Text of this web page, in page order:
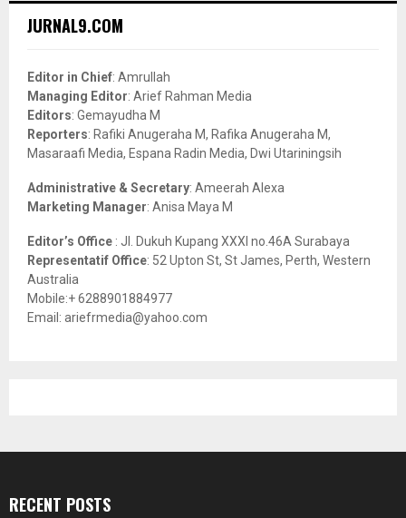
h
o
r
:
JURNAL9.COM
Editor in Chief: Amrullah
Managing Editor: Arief Rahman Media
Editors: Gemayudha M
Reporters: Rafiki Anugeraha M, Rafika Anugeraha M,
Masaraafi Media, Espana Radin Media, Dwi Utariningsih
Administrative & Secretary: Ameerah Alexa
Marketing Manager: Anisa Maya M
Editor’s Office : Jl. Dukuh Kupang XXXI no.46A Surabaya
Representatif Office: 52 Upton St, St James, Perth, Western
Australia
Mobile:+ 6288901884977
Email: ariefrmedia@yahoo.com
RECENT POSTS